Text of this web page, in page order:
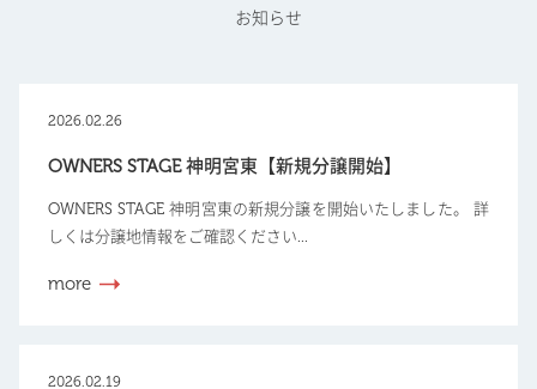
お知らせ
2026.02.26
OWNERS STAGE 神明宮東【新規分譲開始】
OWNERS STAGE 神明宮東の新規分譲を開始いたしました。 詳
しくは分譲地情報をご確認ください...
more
2026.02.19